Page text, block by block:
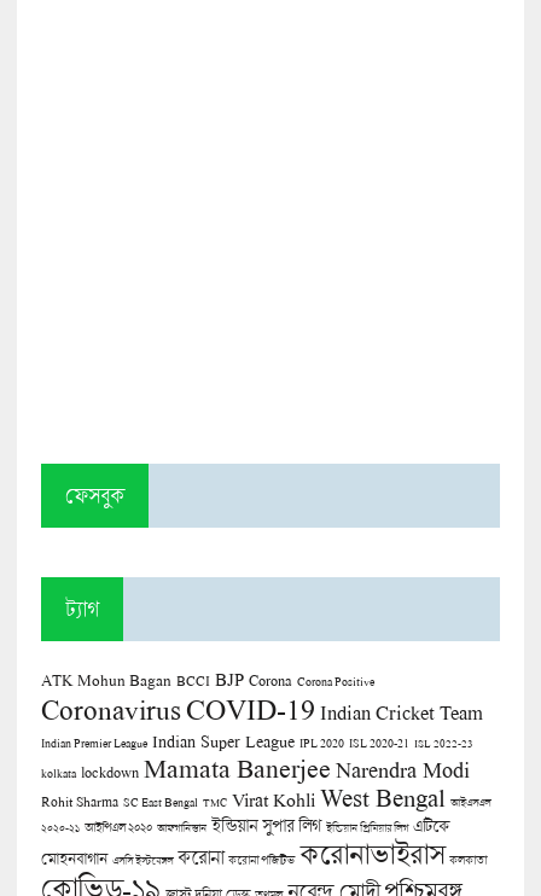
ফেসবুক
ট্যাগ
ATK Mohun Bagan BCCI BJP Corona Corona Positive
CoronavirusCOVID-19 Indian Cricket Team
Indian Premier League Indian Super League IPL 2020 ISL 2020-21 ISL 2022-23
kolkata lockdown Mamata Banerjee Narendra Modi
Rohit Sharma SC East Bengal TMC Virat Kohli West Bengal আইএসএল
২০২০-২১ আইপিএল ২০২০ আফগানিস্তান ইন্ডিয়ান সুপার লিগ ইন্ডিয়ান প্রিমিয়ার লিগ এটিকে
মোহনবাগান এসসি ইস্টবেঙ্গল করোনা করোনা পজিটিভ করোনাভাইরাস কলকাতা
কোভিড-১৯